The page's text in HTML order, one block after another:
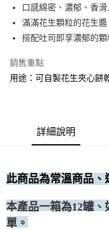
• 付款後全家取貨
每筆NT$60，滿NT$699(
每筆NT$60，滿NT$699(
口感綿密、濃郁、香滑
滿滿花生顆粒的花生醬
搭配吐司即享濃郁的顆
銷售重點
用途：可自製花生夾心餅
詳細說明
此商品為常溫商品、
本產品一箱為12罐、
單。